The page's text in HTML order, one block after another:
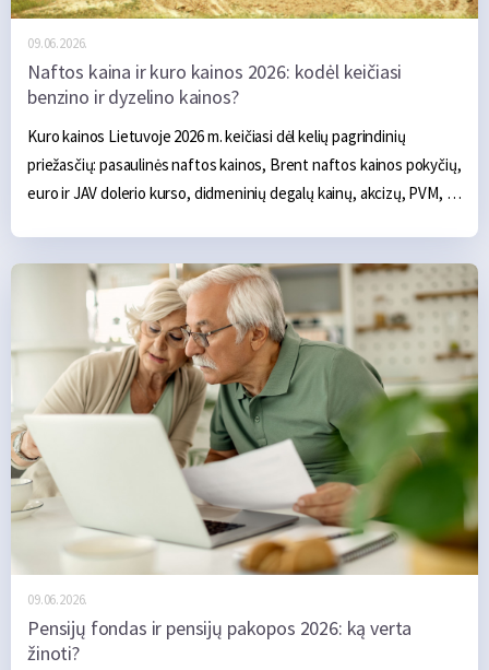
09.06.2026.
Naftos kaina ir kuro kainos 2026: kodėl keičiasi
benzino ir dyzelino kainos?
Kuro kainos Lietuvoje 2026 m. keičiasi dėl kelių pagrindinių
priežasčių: pasaulinės naftos kainos, Brent naftos kainos pokyčių,
euro ir JAV dolerio kurso, didmeninių degalų kainų, akcizų, PVM,
09.06.2026.
Pensijų fondas ir pensijų pakopos 2026: ką verta
žinoti?